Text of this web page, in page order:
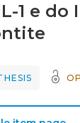
1 e do